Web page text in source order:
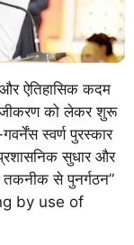
ऐतिहासिक कदम
को लेकर शुरू
स्वर्ण पुरस्कार
सुधार और
तकनीक से पुनर्गठन”
by use of